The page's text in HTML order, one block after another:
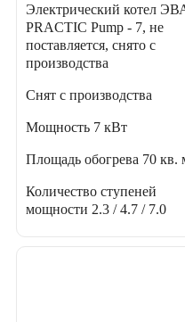
Электрический котел
PRACTIC Pump - 7, не
поставляется, снято с
производства
Снят с производства
Мощность 7 кВт
Площадь обогрева 70 кв.
Количество ступеней
мощности 2.3 / 4.7 / 7.0